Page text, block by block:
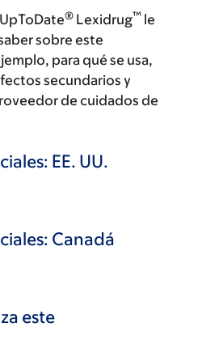
® Lexidrug™ le
sobre este
para qué se usa,
secundarios y
de cuidados de
EE. UU.
Canadá
este